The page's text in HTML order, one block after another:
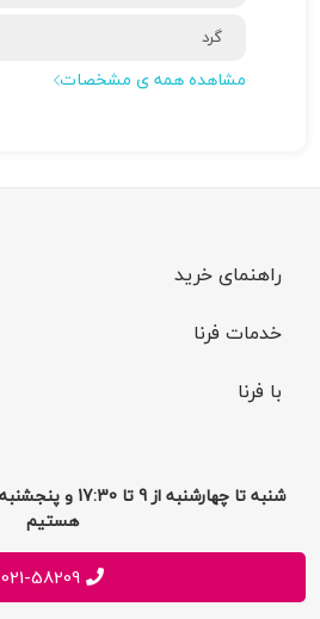
گرد
مشاهده همه ی مشخصات
راهنمای خرید
فرایند ارسال سفارش
راهنمای خرید اقساطی
خدمات فرنا
افتخارات فرنا
شرایط و قوانین
با فرنا
فرصت های شغلی
پیشنهادات و انتقادات
هستیم
021-58209